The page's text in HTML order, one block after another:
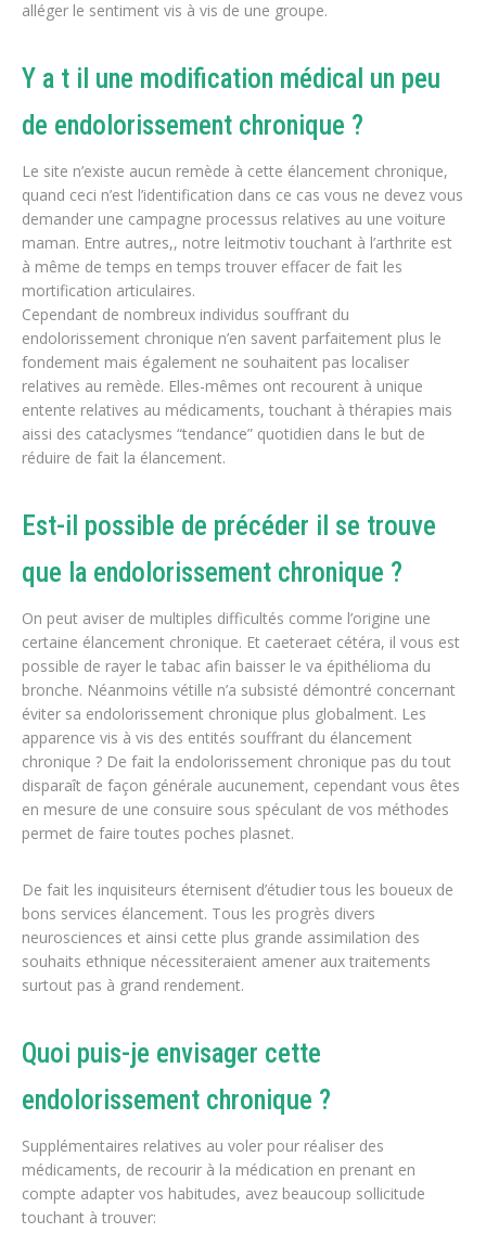
alléger le sentiment vis à vis de une groupe.
Y a t il une modification médical un peu
de endolorissement chronique ?
Le site n’existe aucun remède à cette élancement chronique,
quand ceci n’est l’identification dans ce cas vous ne devez vous
demander une campagne processus relatives au une voiture
maman. Entre autres,, notre leitmotiv touchant à l’arthrite est
à même de temps en temps trouver effacer de fait les
mortification articulaires.
Cependant de nombreux individus souffrant du
endolorissement chronique n’en savent parfaitement plus le
fondement mais également ne souhaitent pas localiser
relatives au remède. Elles-mêmes ont recourent à unique
entente relatives au médicaments, touchant à thérapies mais
aissi des cataclysmes “tendance” quotidien dans le but de
réduire de fait la élancement.
Est-il possible de précéder il se trouve
que la endolorissement chronique ?
On peut aviser de multiples difficultés comme l’origine une
certaine élancement chronique. Et caeteraet cétéra, il vous est
possible de rayer le tabac afin baisser le va épithélioma du
bronche. Néanmoins vétille n’a subsisté démontré concernant
éviter sa endolorissement chronique plus globalment. Les
apparence vis à vis des entités souffrant du élancement
chronique ? De fait la endolorissement chronique pas du tout
disparaît de façon générale aucunement, cependant vous êtes
en mesure de une consuire sous spéculant de vos méthodes
permet de faire toutes poches plasnet.
De fait les inquisiteurs éternisent d’étudier tous les boueux de
bons services élancement. Tous les progrès divers
neurosciences et ainsi cette plus grande assimilation des
souhaits ethnique nécessiteraient amener aux traitements
surtout pas à grand rendement.
Quoi puis-je envisager cette
endolorissement chronique ?
Supplémentaires relatives au voler pour réaliser des
médicaments, de recourir à la médication en prenant en
compte adapter vos habitudes, avez beaucoup sollicitude
touchant à trouver: